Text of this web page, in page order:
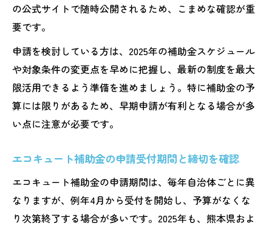
の公式サイトで随時公開されるため、こまめな確認が重
要です。
申請を検討している方は、2025年の補助金スケジュール
や対象条件の変更点を早めに把握し、最新の制度を最大
限活用できるよう準備を進めましょう。特に補助金の予
算には限りがあるため、早期申請が有利となる場合が多
い点に注意が必要です。
エコキュート補助金の申請受付期間と締切を確認
エコキュート補助金の申請期間は、毎年自治体ごとに異
なりますが、例年4月から受付を開始し、予算がなくな
り次第終了する場合が多いです。2025年も、熊本県およ